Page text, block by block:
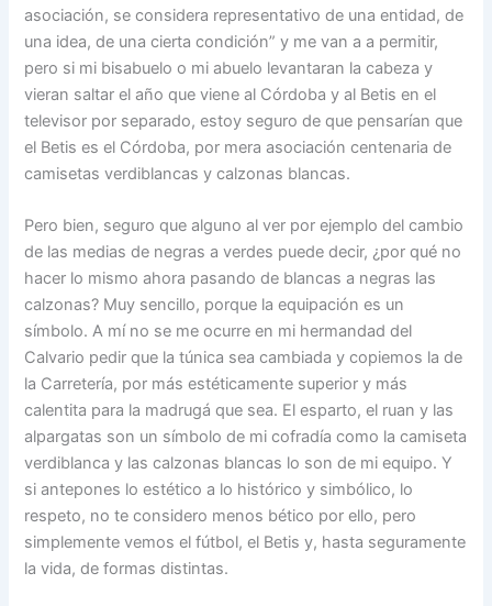
asociación, se considera representativo de una entidad, de
una idea, de una cierta condición” y me van a a permitir,
pero si mi bisabuelo o mi abuelo levantaran la cabeza y
vieran saltar el año que viene al Córdoba y al Betis en el
televisor por separado, estoy seguro de que pensarían que
el Betis es el Córdoba, por mera asociación centenaria de
camisetas verdiblancas y calzonas blancas.
Pero bien, seguro que alguno al ver por ejemplo del cambio
de las medias de negras a verdes puede decir, ¿por qué no
hacer lo mismo ahora pasando de blancas a negras las
calzonas? Muy sencillo, porque la equipación es un
símbolo. A mí no se me ocurre en mi hermandad del
Calvario pedir que la túnica sea cambiada y copiemos la de
la Carretería, por más estéticamente superior y más
calentita para la madrugá que sea. El esparto, el ruan y las
alpargatas son un símbolo de mi cofradía como la camiseta
verdiblanca y las calzonas blancas lo son de mi equipo. Y
si antepones lo estético a lo histórico y simbólico, lo
respeto, no te considero menos bético por ello, pero
simplemente vemos el fútbol, el Betis y, hasta seguramente
la vida, de formas distintas.